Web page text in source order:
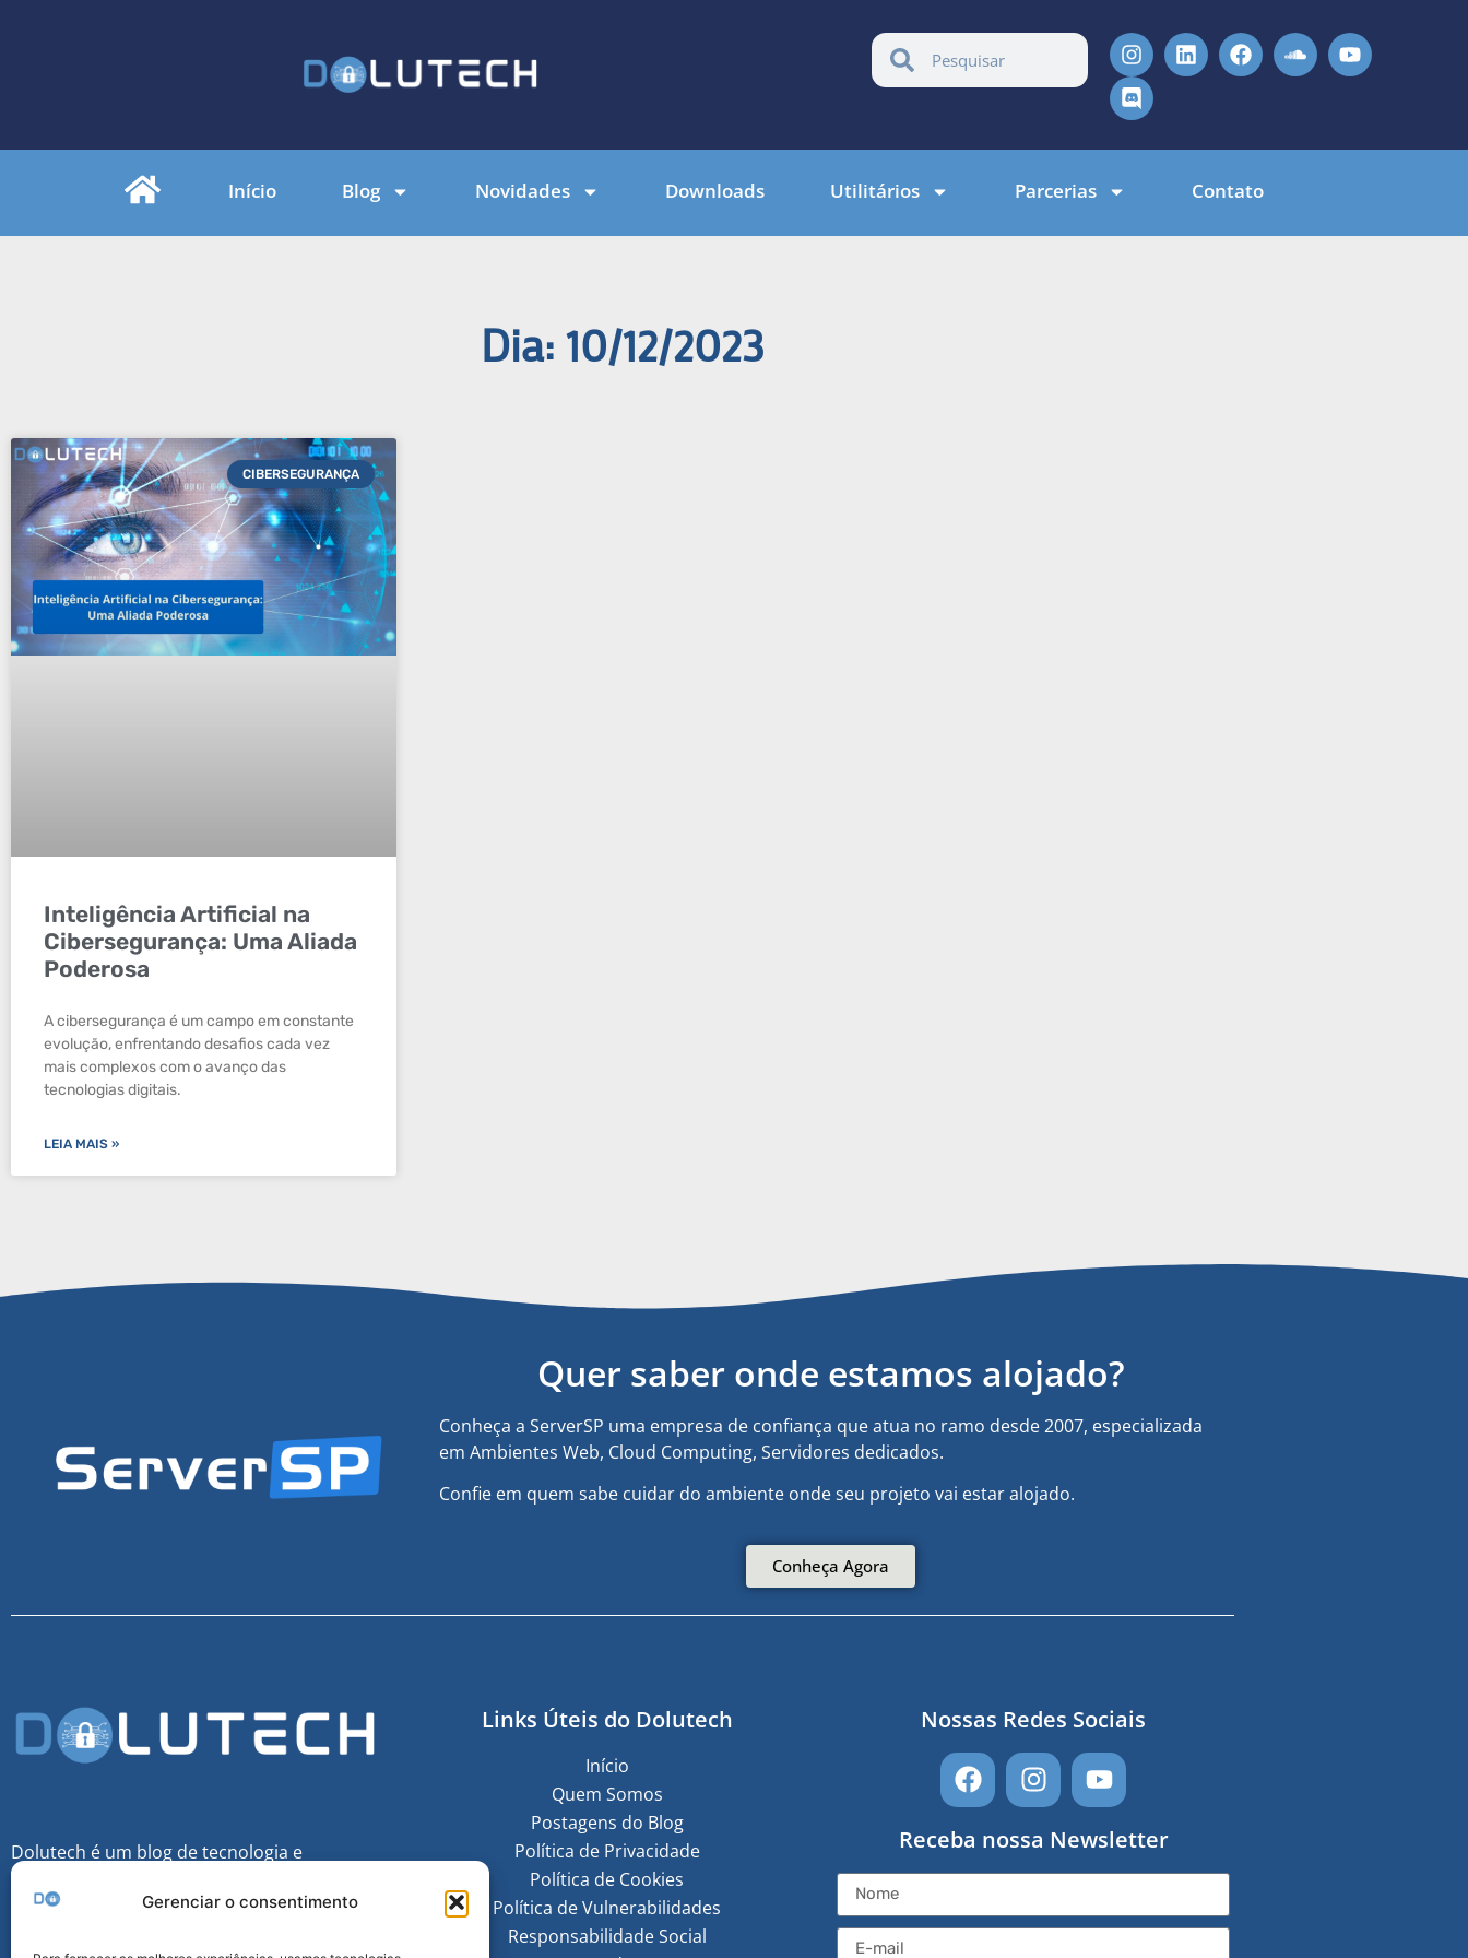
Gerenciar o consentimento
Início Blog Novidades Downloads Utilitários Parcerias Contato
Dia: 10/12/2023
CIBERSEGURANÇA
Inteligência Artificial na
Cibersegurança: Uma Aliada
Poderosa
A cibersegurança é um campo em constante
evolução, enfrentando desafios cada vez
mais complexos com o avanço das
tecnologias digitais.
LEIA MAIS »
Quer saber onde estamos alojado?
Conheça a ServerSP uma empresa de confiança que atua no ramo desde 2007, especializada
em Ambientes Web, Cloud Computing, Servidores dedicados.
Confie em quem sabe cuidar do ambiente onde seu projeto vai estar alojado.
Conheça Agora
Dolutech é um blog de tecnologia e
Cibersegurança voltado para o público que
queira sempre se manter informado sobre
Links Úteis do Dolutech
Início
Quem Somos
Postagens do Blog
Política de Privacidade
Política de Cookies
Política de Vulnerabilidades
Responsabilidade Social
Nossas Redes Sociais
Receba nossa Newsletter